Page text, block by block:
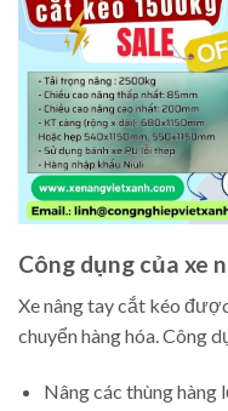
Công dụng của xe
Xe nâng tay cắt kéo
chuyển hàng hóa. Công
Nâng các thùng hàng